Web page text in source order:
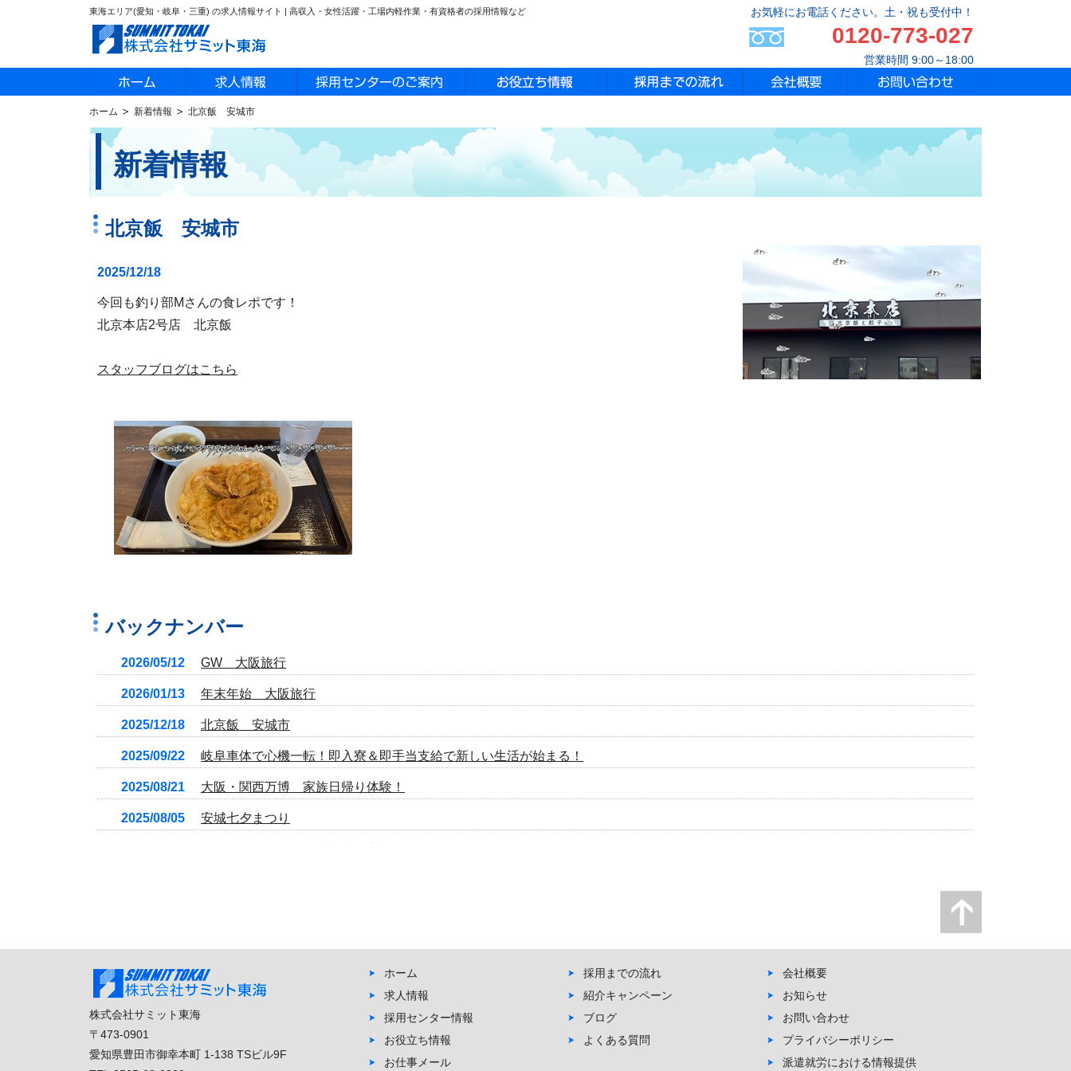
東海エリア(愛知・岐阜・三重) の求人情報サイト | 高収入・女性活躍・工場内軽作業・有資格者の採用情報など お気軽にお電話ください。土・祝も受付中！
0120-773-027
営業時間 9:00～18:00
ホーム 新着情報 北京飯 安城市
新着情報
北京飯 安城市
2025/12/18
今回も釣り部Mさんの食レポです！
北京本店2号店 北京飯
スタッフブログはこちら
バックナンバー
2026/05/12 GW 大阪旅行
2026/01/13 年末年始 大阪旅行
2025/12/18 北京飯 安城市
2025/09/22 岐阜車体で心機一転！即入寮＆即手当支給で新しい生活が始まる！
2025/08/21 大阪・関西万博 家族日帰り体験！
2025/08/05 安城七夕まつり
2025/04/14 商品券30000円支給 岐阜車体
まぐろレストラン！三重県四日市市
2025/03/26
株式会社サミット東海
〒473-0901
愛知県豊田市御幸本町 1-138 TSビル9F
ホーム
求人情報
採用センター情報
お役立ち情報
お仕事メール
採用までの流れ
紹介キャンペーン
ブログ
よくある質問
会社概要
お知らせ
お問い合わせ
プライバシーポリシー
派遣就労における情報提供